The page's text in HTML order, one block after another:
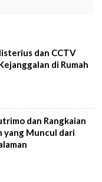
dan CCTV
di Rumah
dan Rangkaian
yang Muncul dari